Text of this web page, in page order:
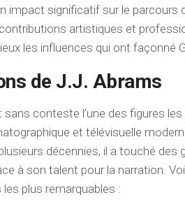
impact significatif sur le parcours
artistiques et
les influences qui ont façonné
de J.J. Abrams
conteste l’une des figures
et télévisuelle
décennies, il a touché des
à son talent pour la narration.
plus remarquables :